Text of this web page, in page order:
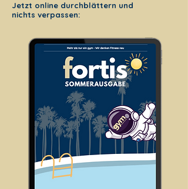
Jetzt online durchblättern und
nichts verpassen: